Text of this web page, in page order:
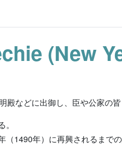
(New
などに出御し、臣や公家の皆
1490年）に再興されるまで